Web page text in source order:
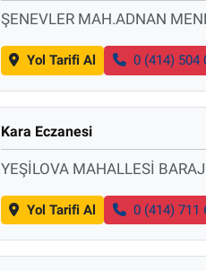
ŞENEVLER MAH.ADNAN
Yol Tarifi Al 0 (414) 504
Kara Eczanesi
YEŞİLOVA MAHALLESİ
Yol Tarifi Al 0 (414) 711